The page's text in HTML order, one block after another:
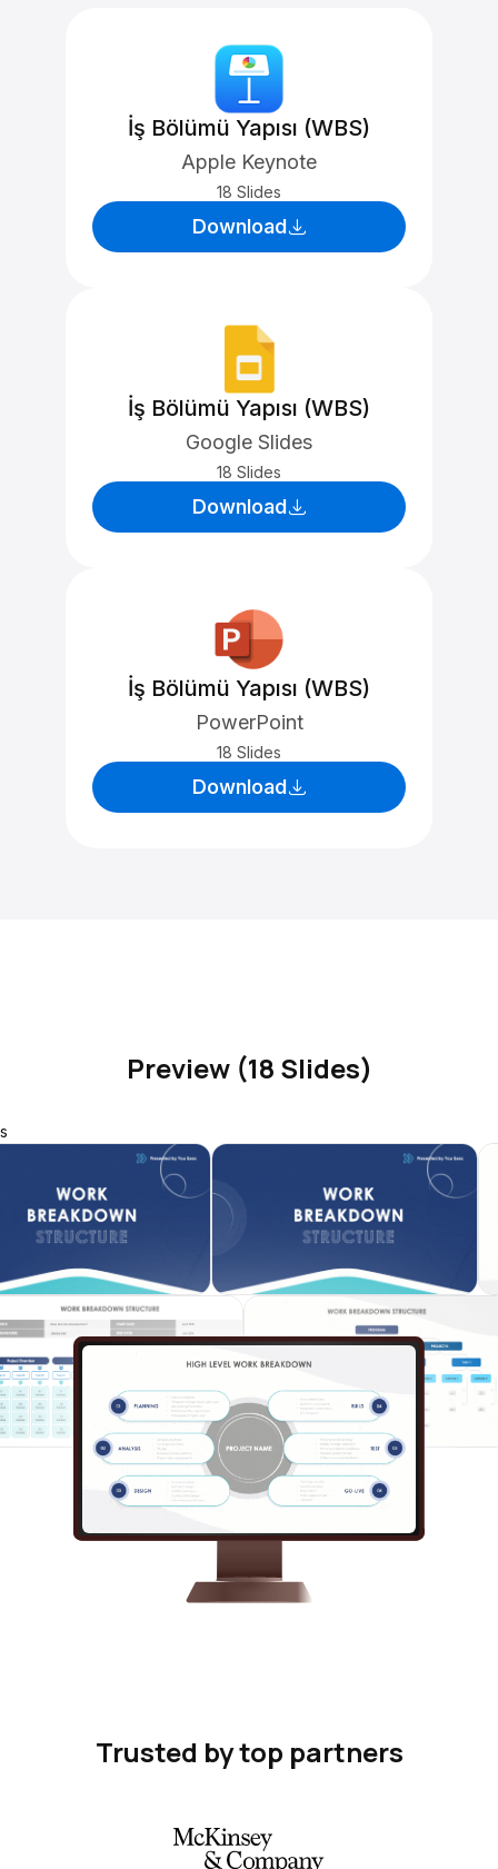
İş Bölümü Yapısı (WBS)
Apple Keynote
18 Slides
Download
İş Bölümü Yapısı (WBS)
Google Slides
18 Slides
Download
İş Bölümü Yapısı (WBS)
PowerPoint
18 Slides
Download
Preview (18 Slides)
s
Trusted by top partners